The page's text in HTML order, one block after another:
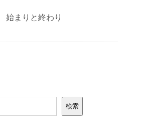
始まりと終わり
検索